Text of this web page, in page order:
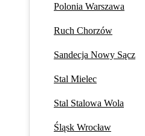
Polonia Warszawa
Ruch Chorzów
Sandecja Nowy Sącz
Stal Mielec
Stal Stalowa Wola
Śląsk Wrocław